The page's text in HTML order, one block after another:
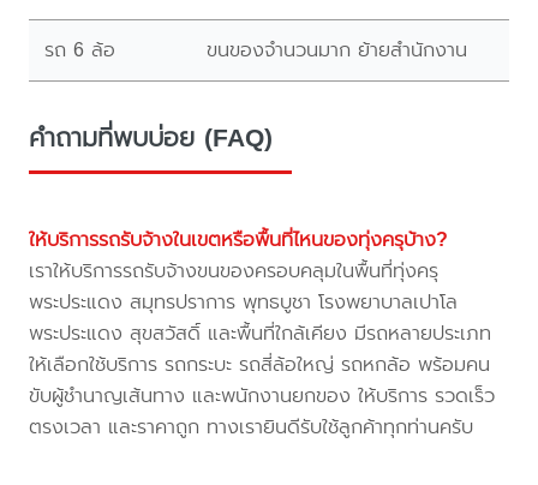
รถ 6 ล้อ ขนของจำนวนมาก ย้ายสำนักงาน
คำถามที่พบบ่อย (FAQ)
ให้บริการรถรับจ้างในเขตหรือพื้นที่ไหนของทุ่งครุบ้าง?
เราให้บริการรถรับจ้างขนของครอบคลุมในพื้นที่ทุ่งครุ
พระประแดง สมุทรปราการ พุทธบูชา โรงพยาบาลเปาโล
พระประแดง สุขสวัสดิ์ และพื้นที่ใกล้เคียง มีรถหลายประเภท
ให้เลือกใช้บริการ รถกระบะ รถสี่ล้อใหญ่ รถหกล้อ พร้อมคน
ขับผู้ชำนาญเส้นทาง และพนักงานยกของ ให้บริการ รวดเร็ว
ตรงเวลา และราคาถูก ทางเรายินดีรับใช้ลูกค้าทุกท่านครับ